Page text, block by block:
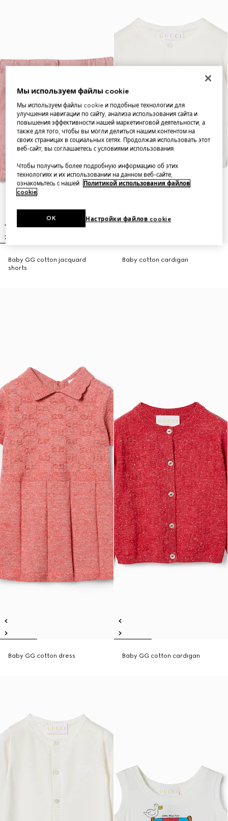
Baby GG cotton jacquard
shorts
Baby cotton cardigan
Baby GG cotton dress Baby GG cotton cardigan
Мы используем файлы cookie
Мы используем файлы cookie и подобные технологии для
улучшения навигации по сайту, анализа использования сайта и
повышения эффективности нашей маркетинговой деятельности, а
также для того, чтобы вы могли делиться нашим контентом на
своих страницах в социальных сетях. Продолжая использовать этот
веб-сайт, вы соглашаетесь с условиями использования.
Чтобы получить более подробную информацию об этих
технологиях и их использовании на данном веб-сайте,
ознакомьтесь с нашей
Политикой использования файлов
cookie.
Настройки файлов cookie
OK